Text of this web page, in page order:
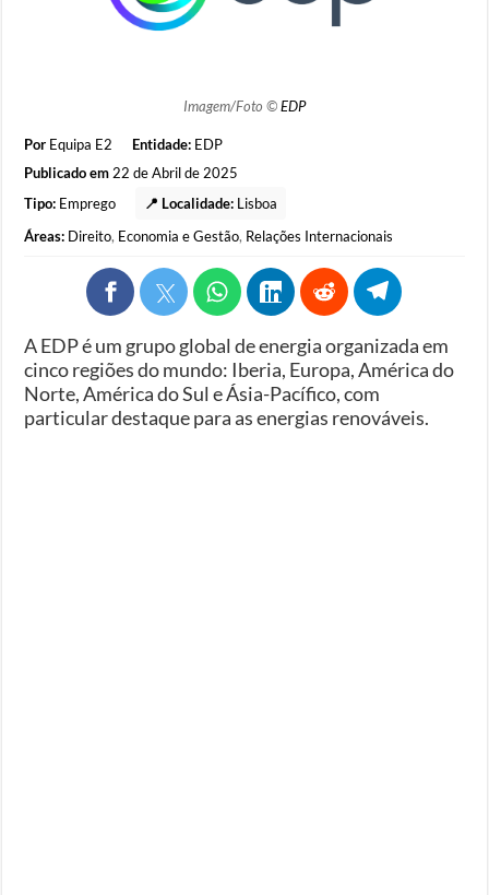
Imagem/Foto ©EDP
Por Equipa E2 Entidade: EDP
Publicado em 22 de Abril de 2025
Tipo: Emprego 📍 Localidade: Lisboa
Áreas: Direito, Economia e Gestão, Relações Internacionais
A EDP é um grupo global de energia organizada em
cinco regiões do mundo: Iberia, Europa, América do
Norte, América do Sul e Ásia-Pacífico, com
particular destaque para as energias renováveis.